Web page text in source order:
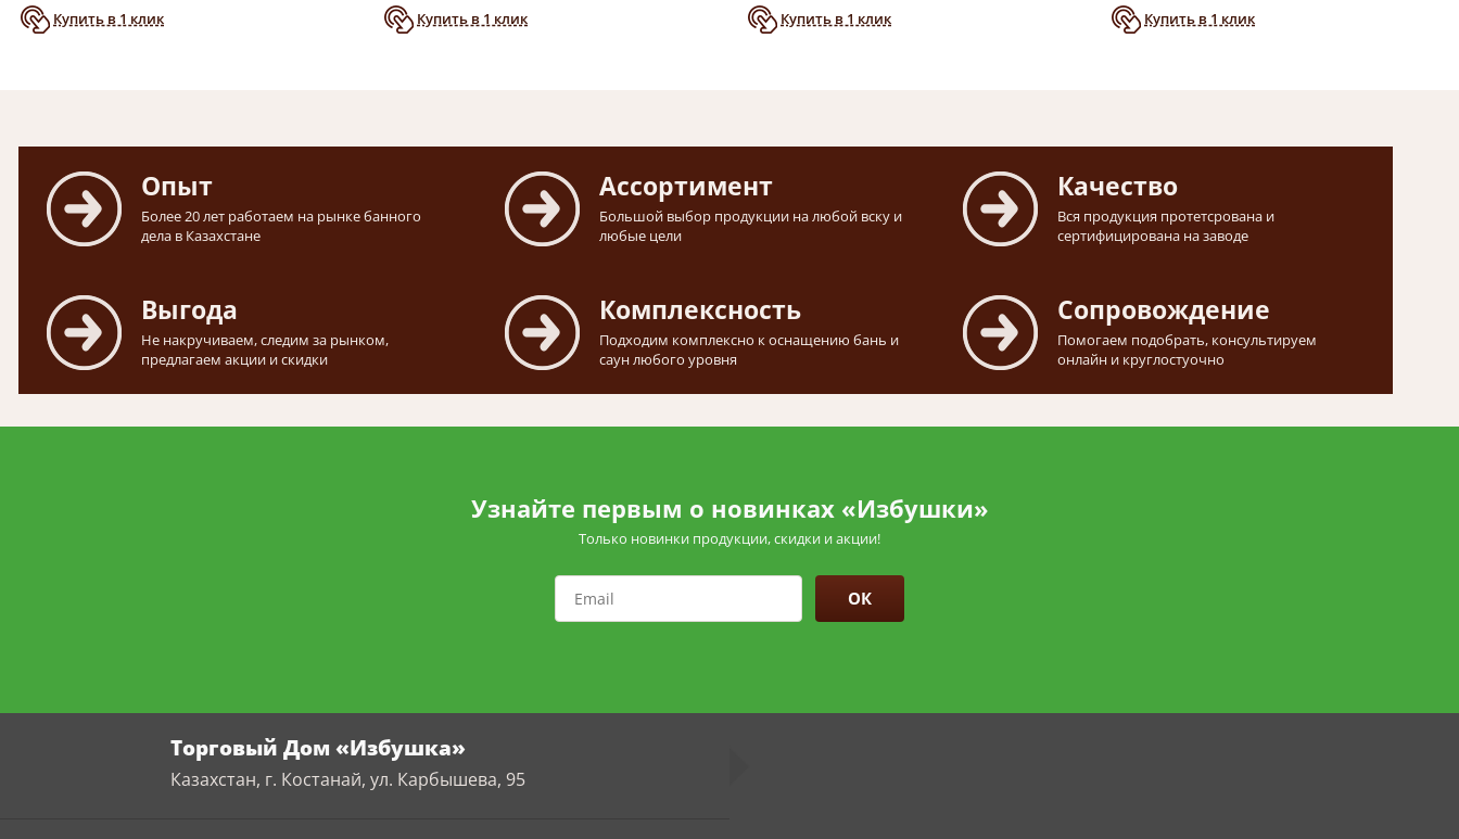
Купить в 1 клик Купить в 1 клик Купить в 1 клик Купить в 1 клик
Опыт
Более 20 лет работаем на рынке банного
дела в Казахстане
Ассортимент
Большой выбор продукции на любой вску и
любые цели
Качество
Вся продукция протетсрована и
сертифицирована на заводе
Выгода
Не накручиваем, следим за рынком,
предлагаем акции и скидки
Комплексность
Подходим комплексно к оснащению бань и
саун любого уровня
Сопровождение
Помогаем подобрать, консультируем
онлайн и круглостуочно
Узнайте первым о новинках «Избушки»
Только новинки продукции, скидки и акции!
ОК
Торговый Дом «Избушка»
Казахстан, г. Костанай, ул. Карбышева, 95